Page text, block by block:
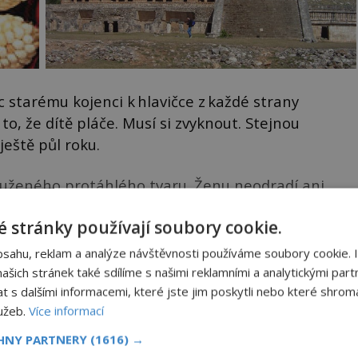
kojenci k hlavičce z každé strany
že dítě pláče. Musí si zvyknout. Stejnou
půl roku.
protáhlého tvaru. Ženu neodradí ani
zemře na následky zdravotních komplikací.
deformovaly v období cca 100 př. n. l. – 1521 n.
k dočtení. Nenechte si to ujít!
PREMIUM?
stránky používají soubory cookie.
reklam a analýze návštěvnosti používáme soubory cookie.
stránek také sdílíme s našimi reklamními a analytickými
s dalšími informacemi, které jste jim poskytli nebo které
Více informací
PARTNERY (1616) →